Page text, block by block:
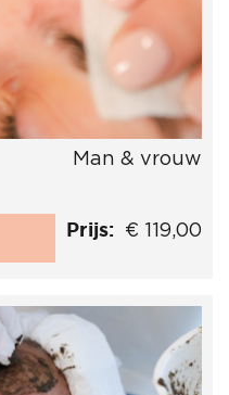
Man & vrouw
Prijs: € 119,00